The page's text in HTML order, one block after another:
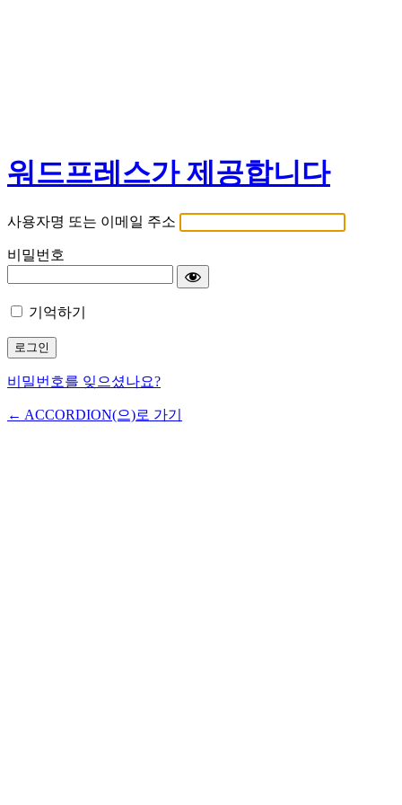
워드프레스가 제공합니다
사용자명 또는 이메일 주소
비밀번호
기억하기
비밀번호를 잊으셨나요?
← ACCORDION(으)로 가기